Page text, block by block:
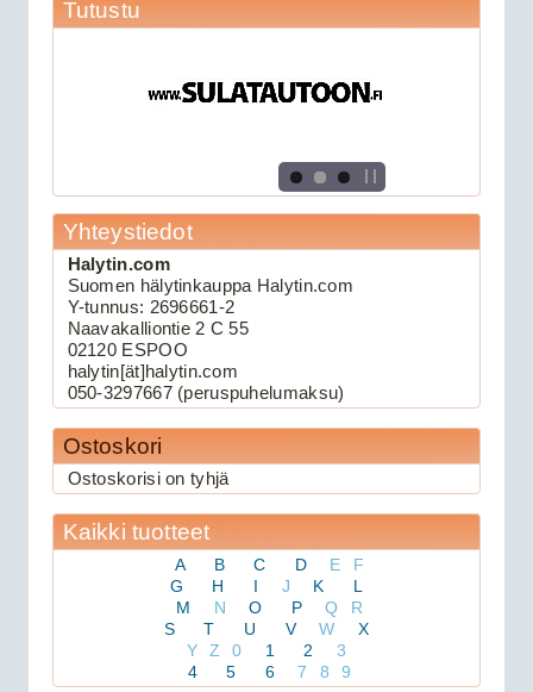
Viper 211HV
109.00€
Keskuslukituksen kau...
Viper 3105V autohälytin
159.00€
Viper 3105V on 1-suu...
Tutustu
Yhteystiedot
Halytin.com
Suomen hälytinkauppa Halytin.com
Y-tunnus: 2696661-2
Naavakalliontie 2 C 55
02120 ESPOO
halytin[ät]halytin.com
050-3297667 (peruspuhelumaksu)
Ostoskori
Ostoskorisi on tyhjä
Kaikki tuotteet
A B C D E
F
G
H I J K
L
M
N O P Q
R
S
T U V W
X
Y
Z 0 1 2
3
4
5 6 7 8 9